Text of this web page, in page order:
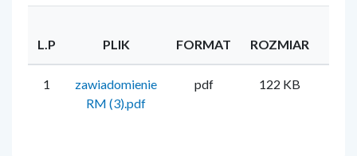
L.P PLIK FORMAT ROZMIAR
1
zawiadomienie
RM (3).pdf
pdf 122 KB